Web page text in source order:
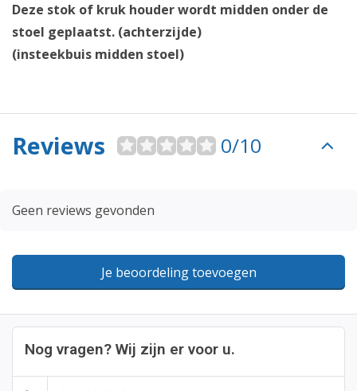
Deze stok of kruk houder wordt midden onder de
stoel geplaatst. (achterzijde)
(insteekbuis midden stoel)
Nog vragen? Wij zijn er voor u.
Reviews 0/10
Geen reviews gevonden
Je beoordeling toevoegen